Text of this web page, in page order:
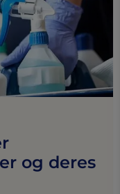
og deres